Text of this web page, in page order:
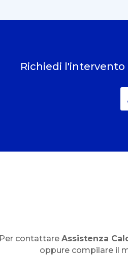
Richiedi
Per contattare Assistenza
oppure compilare il